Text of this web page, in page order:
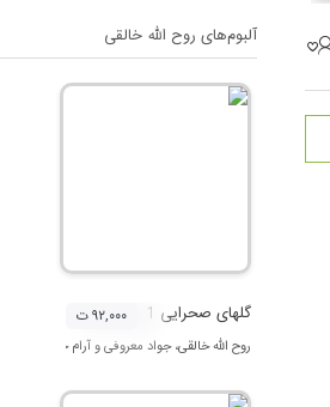
آلبوم‌های روح الله خالقی
گلهای صحرایی 1
روح الله خالقی،جواد معروفیوآرام خاچاتوریان
۹۲,۰۰۰ ت